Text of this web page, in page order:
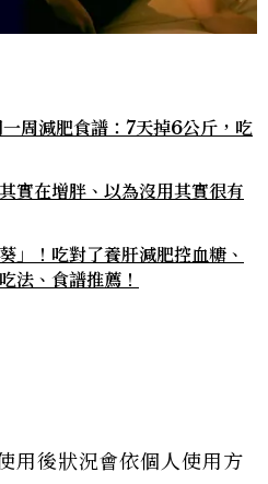
周減肥食譜：7天掉6公斤，吃
實在增胖、以為沒用其實很有
」！吃對了養肝減肥控血糖、
法、食譜推薦！
用後狀況會依個人使用方